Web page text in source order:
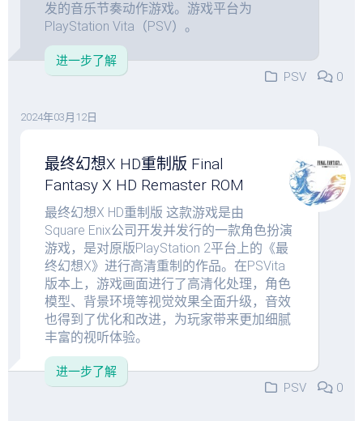
发的音乐节奏动作游戏。游戏平台为
PlayStation Vita（PSV）。
进一步了解
PSV
0
2024年03月12日
最终幻想X HD重制版 Final
Fantasy X HD Remaster ROM
最终幻想X HD重制版 这款游戏是由
Square Enix公司开发并发行的一款角色扮演
游戏，是对原版PlayStation 2平台上的《最
终幻想X》进行高清重制的作品。在PSVita
版本上，游戏画面进行了高清化处理，角色
模型、背景环境等视觉效果全面升级，音效
也得到了优化和改进，为玩家带来更加细腻
丰富的视听体验。
进一步了解
PSV
0